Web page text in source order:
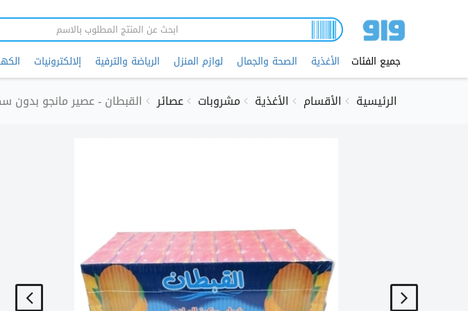
جميع الفئات الأغذية الصحة والجمال لوازم المنزل الرياضة والترفية إلالكترونيات
الرئيسية الأقسام الأغذية مشروبات عصائر القبطان - عصير مانجو بدون سكر